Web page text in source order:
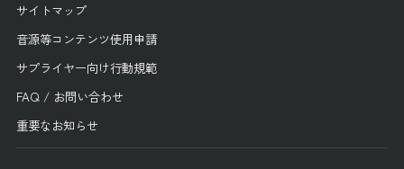
サイトマップ
音源等コンテンツ使用申請
サプライヤー向け行動規範
FAQ / お問い合わせ
重要なお知らせ